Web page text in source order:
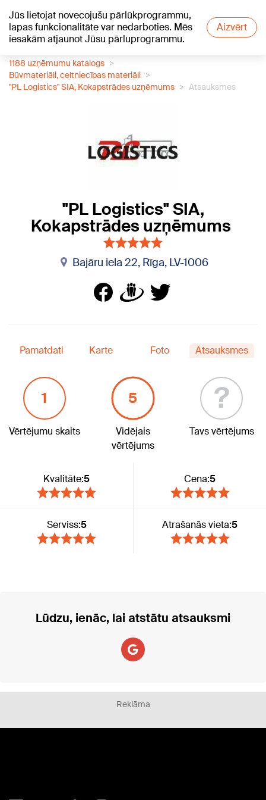
Jūs lietojat novecojušu pārlūkprogrammu,
lapas funkcionalitāte var nedarboties. Mēs
iesakām atjaunot Jūsu pārluprogrammu.
Aizvērt
+20°C
1188 uzņēmumu katalogs
Būvmateriāli, celtniecības materiāli
"PL Logistics" SIA, Kokapstrādes uzņēmums
Atsauksmes
"PL Logistics" SIA,
Kokapstrādes uzņēmums
Bajāru iela 22, Rīga, LV-1006
Pamatdati Karte Foto Atsauksmes
1
Vērtējumu skaits
5
Vidējais
vērtējums
?
Tavs vērtējums
Kvalitāte:5 Cena:5
Serviss:5 Atrašanās vieta:5
Lūdzu, ienāc, lai atstātu atsauksmi
Reklāma